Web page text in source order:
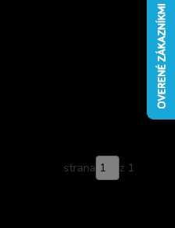
strana z 1